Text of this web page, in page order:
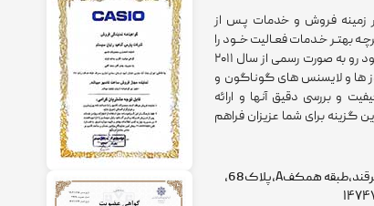
زمینه فروش و خدمات پـس از
بهتـر خـدمات فعـالیت خــود را
آغــاز نمــود. گـــروه ساعت کوک فعالیت خود رو به صورت رسمی از سال ۲۰۱۱
ها و لایسنس های گوناگون و
و بررسی دقیق آنها و ارائه
گزینه برای شما عزیزان فراهم
تهران،جنت آبادجنوبی،مرکز تجاری سمرقند،طبقه همکفA،پلاک68،